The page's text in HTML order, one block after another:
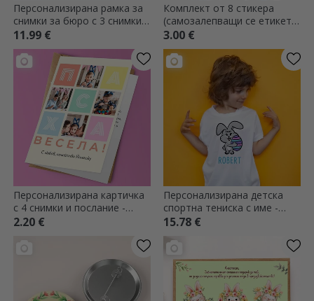
Персонализирана рамка за
снимки за бюро с 3 снимки и
текст за деца - Зайче
11.99 €
Комплект от 8 стикера
(самозалепващи се етикети)
с персонализирани снимки -
3.00 €
Персонализирана картичка
с 4 снимки и послание -
Весела Великден!
2.20 €
Персонализирана детска
спортна тениска с име -
Iepuras
15.78 €